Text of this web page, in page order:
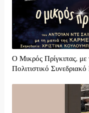
Ο Μικρός Πρίγκιπας, με
Πολιτιστικό